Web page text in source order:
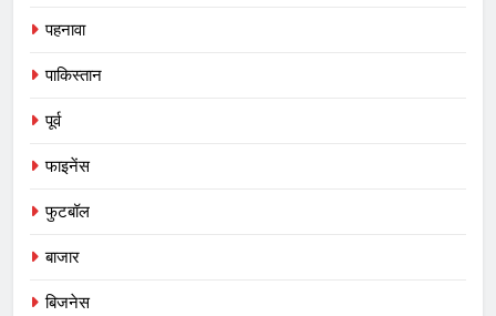
पहनावा
पाकिस्तान
पूर्व
फाइनेंस
फुटबॉल
बाजार
बिजनेस